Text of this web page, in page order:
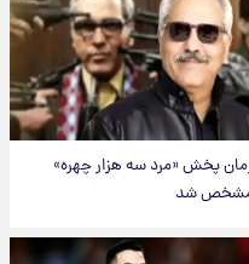
پخش «مرد سه هزار چهره»
شد